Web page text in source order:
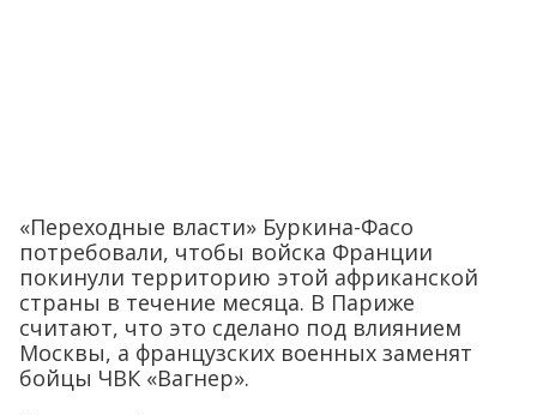
«Переходные власти» Буркина-Фасо
потребовали, чтобы войска Франции
покинули территорию этой африканской
страны в течение месяца. В Париже
считают, что это сделано под влиянием
Москвы, а французских военных заменят
бойцы ЧВК «Вагнер».